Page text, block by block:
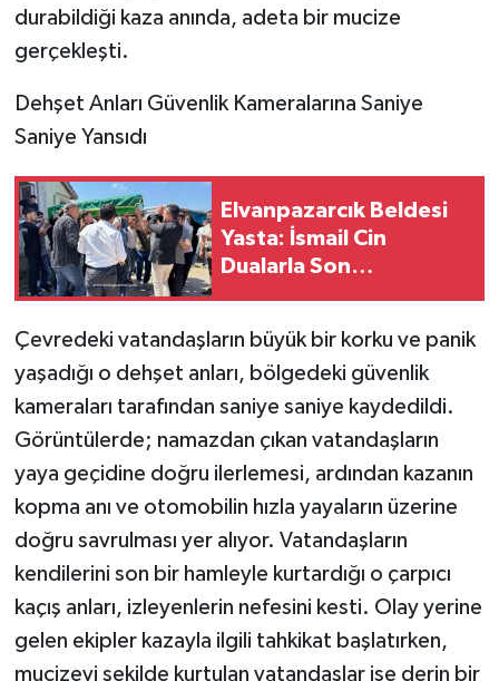
durabildiği kaza anında, adeta bir mucize
gerçekleşti.
​Dehşet Anları Güvenlik Kameralarına Saniye
Saniye Yansıdı
Elvanpazarcık Beldesi
Yasta: İsmail Cin
Dualarla Son
​Çevredeki vatandaşların büyük bir korku ve panik
yaşadığı o dehşet anları, bölgedeki güvenlik
kameraları tarafından saniye saniye kaydedildi.
Görüntülerde; namazdan çıkan vatandaşların
yaya geçidine doğru ilerlemesi, ardından kazanın
kopma anı ve otomobilin hızla yayaların üzerine
doğru savrulması yer alıyor. Vatandaşların
kendilerini son bir hamleyle kurtardığı o çarpıcı
kaçış anları, izleyenlerin nefesini kesti. Olay yerine
gelen ekipler kazayla ilgili tahkikat başlatırken,
mucizevi şekilde kurtulan vatandaşlar ise derin bir